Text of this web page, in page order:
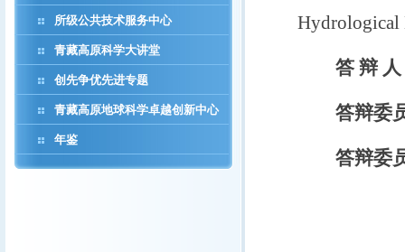
所级公共技术服务中心
青藏高原科学大讲堂
创先争优先进专题
青藏高原地球科学卓越创新中心
年鉴
Hydrological
答 辩
答辩委
答辩委